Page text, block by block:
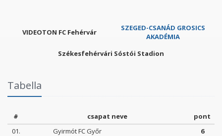
VIDEOTON FC Fehérvár
SZEGED-CSANÁD GROSICS
AKADÉMIA
Székesfehérvári Sóstói Stadion
Tabella
# csapat neve
pont
01.
Gyirmót FC Győr
6